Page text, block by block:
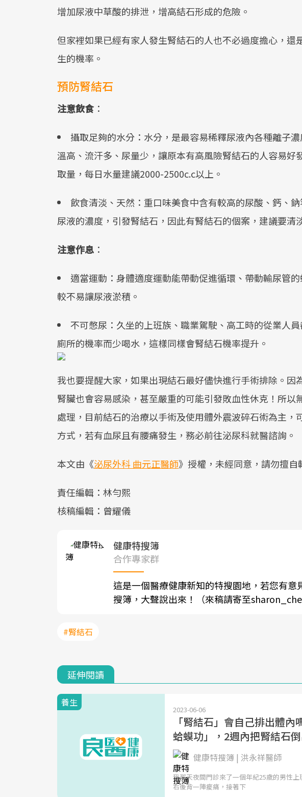
增加尿液中草酸的排泄，增高結石形成的危險。
但家裡如果已經有家人發生腎結石的人也不必過度擔心，還
生的機率。
預防腎結石
注意飲食 ：
攝取足夠的水分：水分，是最容易稀釋尿液內各種離子
溫高、流汗多、尿量少，讓原本有高風險腎結石的人容易好
取量，每日水量建議2000-2500c.c以上。
飲食清淡、天然：重口味美食中含有較高的尿酸、鈣、
尿液的濃度，引發腎結石，因此有腎結石的個案，建議要清
注意作息 ：
適當運動：身體適度運動能帶動促進循環、帶動輸尿管
較不易讓尿液淤積。
不可憋尿：久坐的上班族、職業駕駛、高工時的從業人
廁所的機率而少喝水，這樣同樣會腎結石機率提升。
我也要提醒大家，如果出現結石最好儘快進行手術排除。因
腎臟也會容易感染，甚至嚴重的可能引發敗血性休克！所以
處理，目前結石的治療以手術及使用體外震波碎石術為主，
方式，若有血尿且有腰痛發生，務必前往泌尿科就醫諮詢。
本文由《泌尿外科 曲元正醫師》授權，未經同意，請勿擅自
責任編輯：林勻熙
核稿編輯：曾耀儀
健康特搜簿
合作專家群
這是一個醫療健康新知的特搜園地，若您有
搜簿，大聲說出來！（來稿請寄至
#腎結石
延伸閱讀
養生
2023-06-06
「腎結石」會自己排出體
蛤蟆功」，2週內把腎結石
健康特搜簿 | 洪永祥醫師
我那天夜間門診來了一個年紀25歲的男性
右後背一陣痠痛，接著下